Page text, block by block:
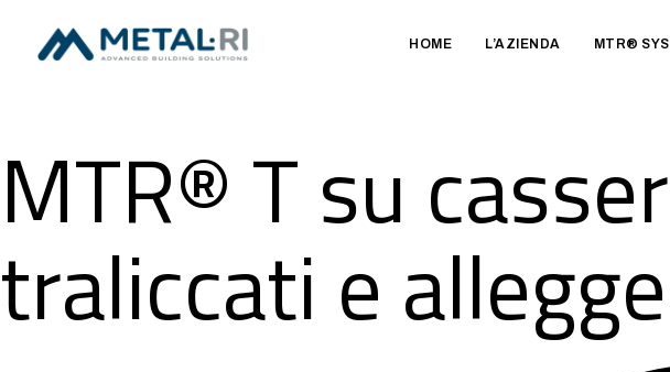
HOME L’AZIENDA MTR®
MTR® T su
traliccati e